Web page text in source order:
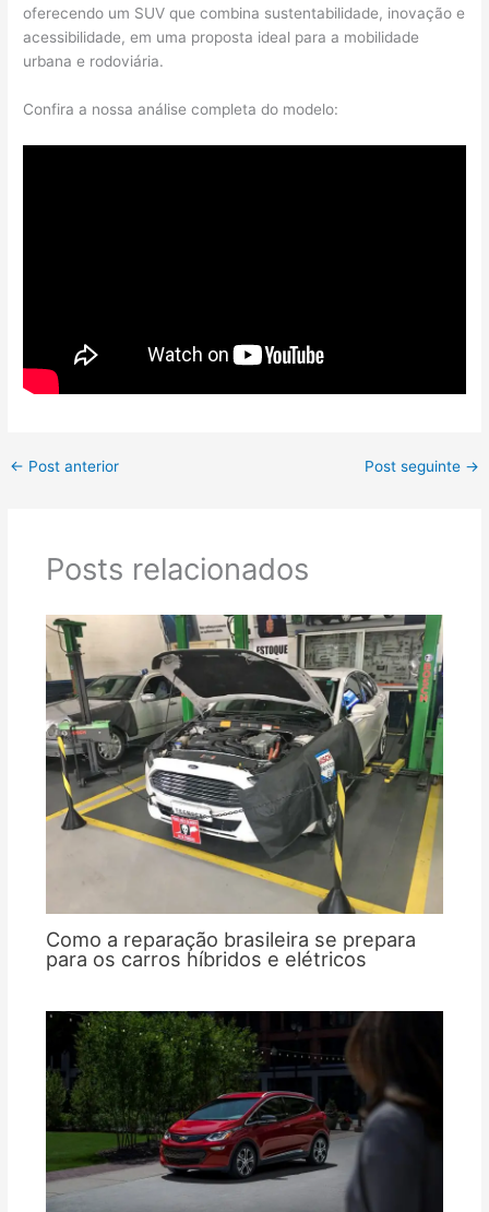
oferecendo um SUV que combina sustentabilidade, inovação e
acessibilidade, em uma proposta ideal para a mobilidade
urbana e rodoviária.
Confira a nossa análise completa do modelo:
← Post anterior Post seguinte →
Posts relacionados
Como a reparação brasileira se prepara
para os carros híbridos e elétricos